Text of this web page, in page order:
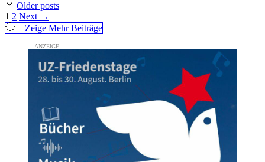
Older posts
Page
1 Page
2 Next →
+ Zeige Mehr Beiträge